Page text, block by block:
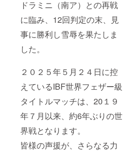
ドラミニ（南ア）との再戦
に臨み、12回判定の末、見
事に勝利し雪辱を果たしま
した。
２０２５年５月２４日に控
えているIBF世界フェザー級
タイトルマッチは、20１９
年７月以来、約6年ぶりの世
界戦となります。
皆様の声援が、さらなる力